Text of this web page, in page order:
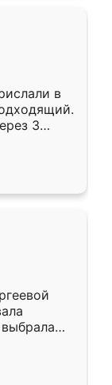
в
3
потом
объяснил
с